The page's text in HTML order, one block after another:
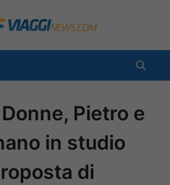
Pietro e
in studio
di